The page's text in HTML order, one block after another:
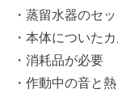
・蒸留水器のセ
・本体についた
・消耗品が必要
・作動中の音と熱